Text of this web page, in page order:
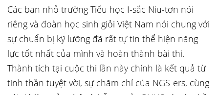
Các bạn nhỏ trường Tiểu học I-sắc Niu-tơn nói
riêng và đoàn học sinh giỏi Việt Nam nói chung với
sự chuẩn bị kỹ lưỡng đã rất tự tin thể hiện năng
lực tốt nhất của mình và hoàn thành bài thi.
Thành tích tại cuộc thi lần này chính là kết quả từ
tinh thần tuyệt vời, sự chăm chỉ của NGS-ers, cùng